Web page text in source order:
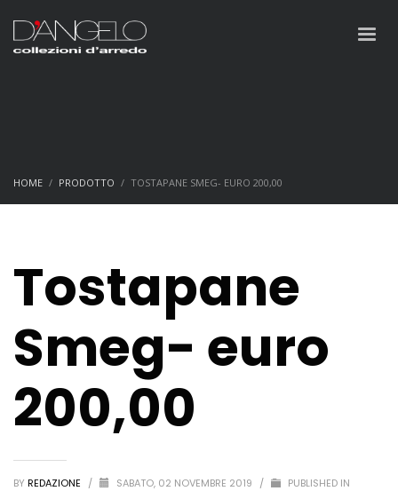
HOME PRODOTTO TOSTAPANE SMEG- EURO 200,00
Tostapane
Smeg- euro
200,00
BY REDAZIONE / SABATO, 02 NOVEMBRE 2019 / PUBLISHED IN